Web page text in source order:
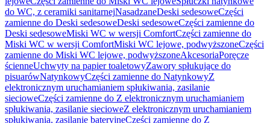
do WC, z ceramiki sanitarnejNasadzaneDeski sedesoweCzęści
zamienne do Deski sedesoweDeski sedesoweCzęści zamienne do
Deski sedesoweMiski WC w wersji ComfortCzęści zamienne do
Miski WC w wersji ComfortMiski WC lejowe, podwyższoneCzęści
zamienne do Miski WC lejowe, podwyższoneAkcesoriaPoręcze
ścienneUchwyty na papier toaletowyZawory spłukujące do
pisuarówNatynkowyCzęści zamienne do NatynkowyZ
elektronicznym uruchamianiem spłukiwania, zasilanie
siecioweCzęści zamienne do Z elektronicznym uruchamianiem
spłukiwania, zasilanie siecioweZ elektronicznym uruchamianiem
spłukiwania, zasilanie bateryjneCzęści zamienne do Z